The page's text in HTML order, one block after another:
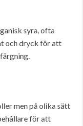
syra, ofta
och dryck för att
men på olika sätt
för att